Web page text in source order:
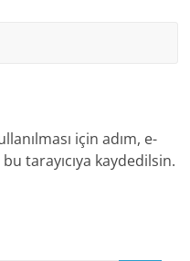
için adım, e-
tarayıcıya kaydedilsin.